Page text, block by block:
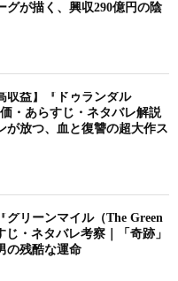
グが描く、興収290億円の陰
収益】『ドゥランダル
・あらすじ・ネタバレ解説
が放つ、血と復讐の超大作ス
グリーンマイル（The Green
・ネタバレ考察｜「奇跡」
の残酷な運命